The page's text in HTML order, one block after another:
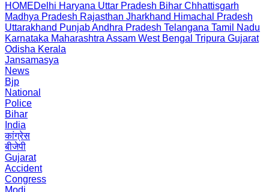
HOMEDelhi Haryana Uttar Pradesh Bihar Chhattisgarh
Madhya Pradesh Rajasthan Jharkhand Himachal Pradesh
Uttarakhand PunjabAndhra Pradesh Telangana Tamil Nadu
Karnataka Maharashtra Assam West Bengal Tripura Gujarat
Odisha Kerala
Jansamasya
News
Bjp
National
Police
Bihar
India
कांग्रेस
बीजेपी
Gujarat
Accident
Congress
Modi